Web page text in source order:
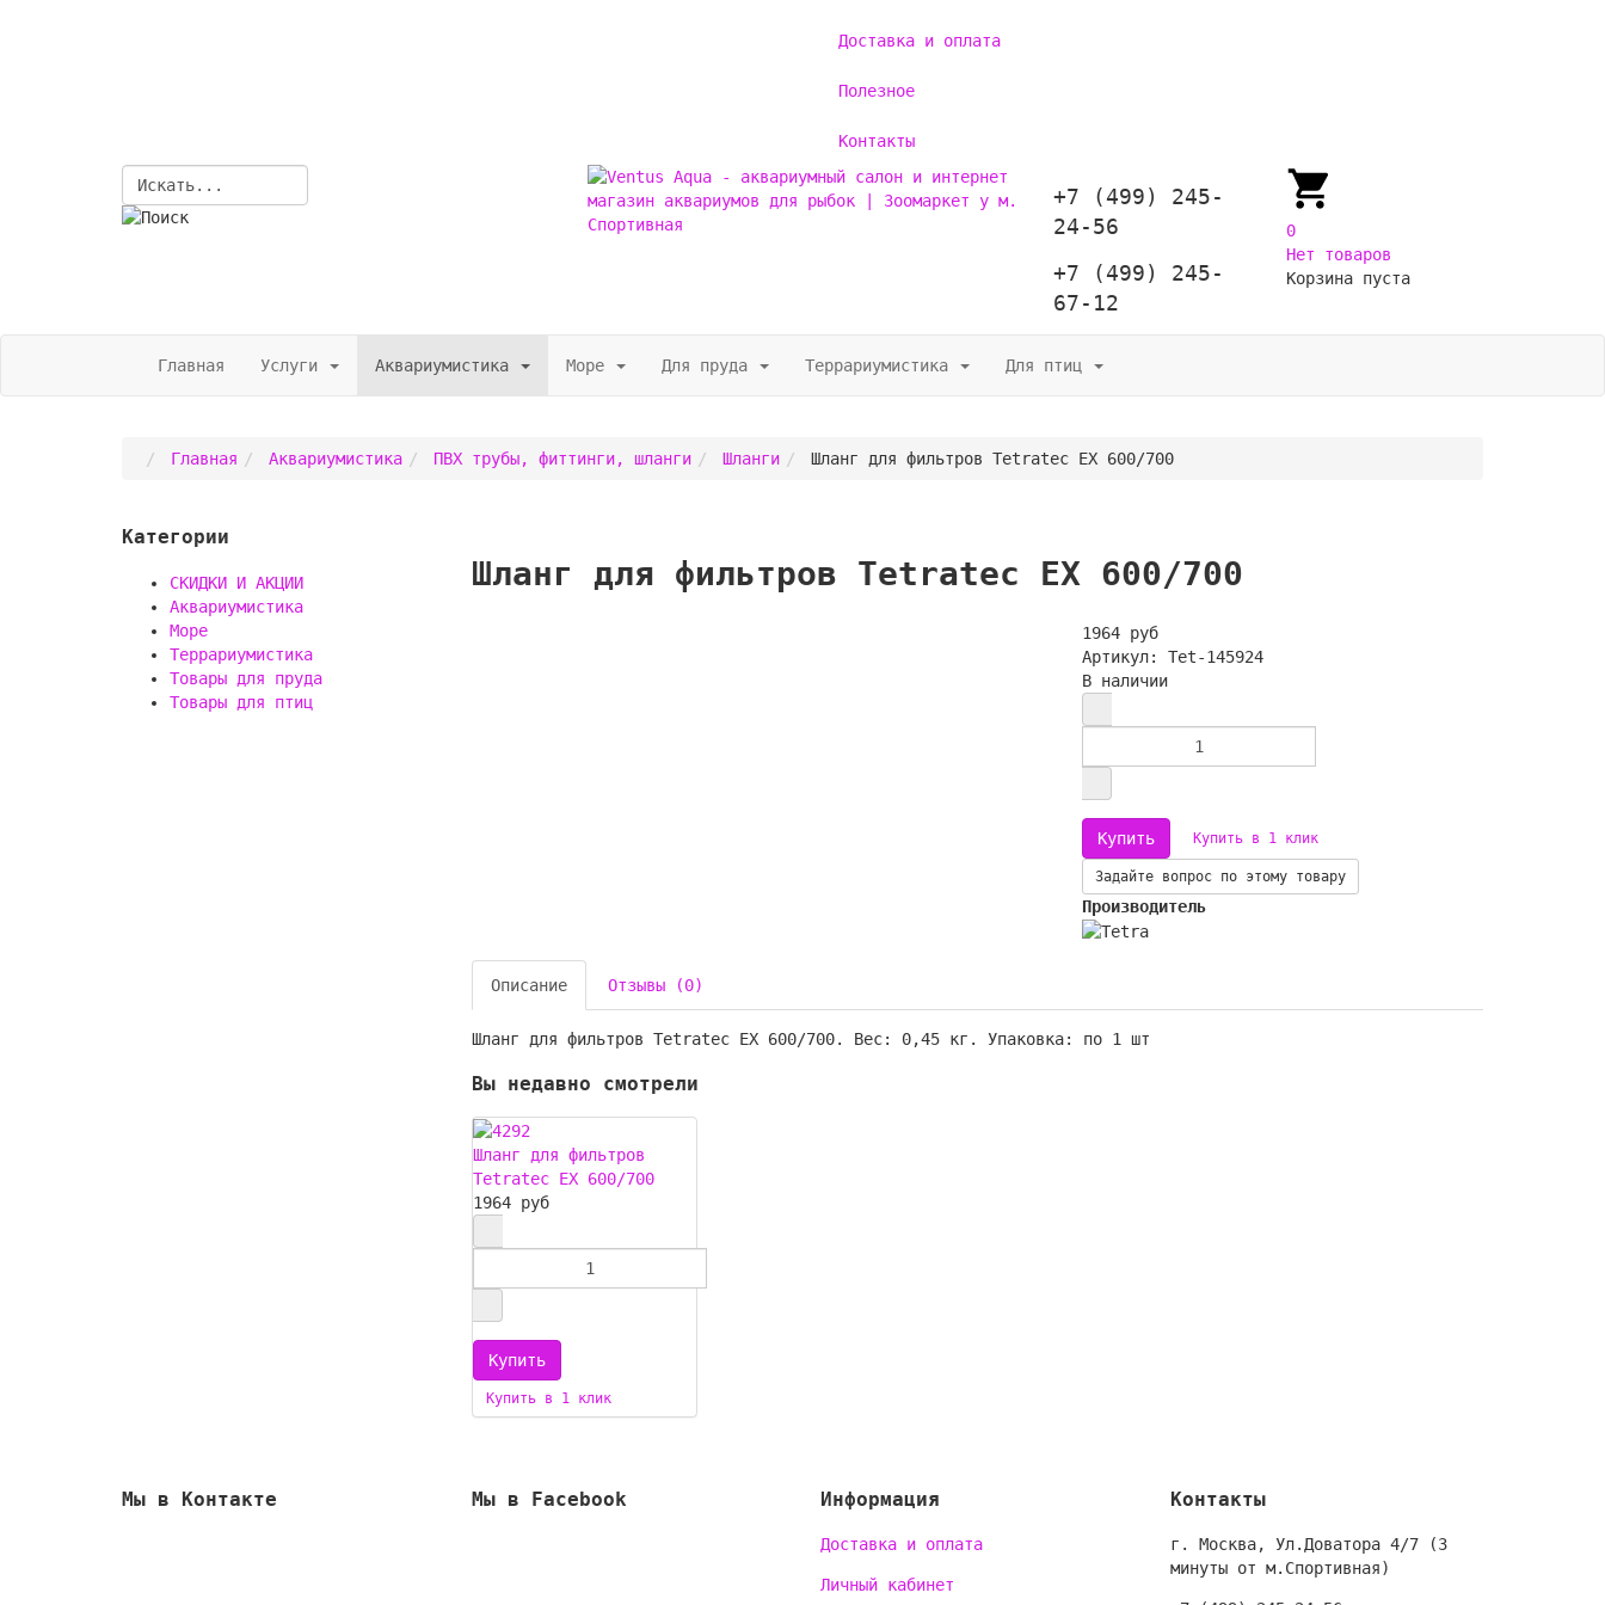
Доставка и оплата
Полезное
Контакты
+7 (499) 245-
24-56
+7 (499) 245-
67-12
0
Нет товаров
Корзина пуста
Главная Услуги Аквариумистика Море Для пруда Террариумистика Для птиц
Главная Аквариумистика ПВХ трубы, фиттинги, шланги Шлaнги Шланг для фильтров Tetratec EX 600/700
Шланг для фильтров Tetratec EX 600/700
1964 руб
Артикул: Tet-145924
В наличии
Купить в 1 клик
Задайте вопрос по этому товару
Производитель
Описание Отзывы (0)
Шланг для фильтров Tetratec EX 600/700. Вес: 0,45 кг. Упаковка: по 1 шт
Вы недавно смотрели
Шланг для фильтров
Tetratec EX 600/700
1964 руб
Купить в 1 клик
Категории
СКИДКИ И АКЦИИ
Аквариумистика
Море
Террариумистика
Товары для пруда
Товары для птиц
Мы в Контакте Мы в Facebook Информация
Доставка и оплата
Личный кабинет
Контакты
г. Москва, Ул.Доватора 4/7 (3
минуты от м.Спортивная)